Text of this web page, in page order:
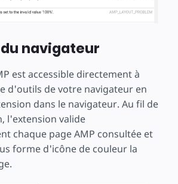
navigateur
est accessible directement à
d'outils de votre navigateur en
dans le navigateur. Au fil de
l'extension valide
chaque page AMP consultée et
forme d'icône de couleur la